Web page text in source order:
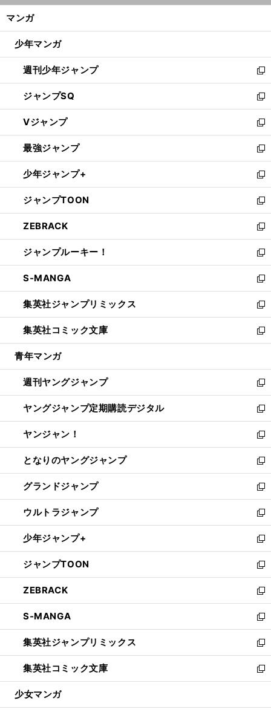
ン
ウ
開
く
マンガ
少年マンガ
週刊少年ジャンプ
新
し
い
ウ
ィ
ン
ド
ウ
で
開
く
ジャンプSQ
新
し
い
ウ
ィ
ン
ド
ウ
で
開
く
Vジャンプ
新
し
い
ウ
ィ
ン
ド
ウ
で
開
く
最強ジャンプ
新
し
い
ウ
ィ
ン
ド
ウ
で
開
く
少年ジャンプ+
新
し
い
ウ
ィ
ン
ド
ウ
で
開
く
ジャンプTOON
新
し
い
ウ
ィ
ン
ド
ウ
で
開
く
ZEBRACK
新
し
い
ウ
ィ
ン
ド
ウ
で
開
ジャンプルーキー！
新
し
い
ウ
ィ
ン
ド
ウ
開
く
S-MANGA
新
し
い
ウ
ィ
ン
ウ
で
開
く
集英社ジャンプリミックス
新
し
い
ウ
ン
ド
ウ
で
開
く
集英社コミック文庫
新
し
ウ
ィ
ン
ド
ウ
で
開
く
青年マンガ
週刊ヤングジャンプ
新
し
い
ウ
ィ
ン
ド
ウ
で
開
く
ヤングジャンプ定期購読デジタル
新
し
い
ウ
ィ
ン
ド
ウ
で
開
く
ヤンジャン！
新
し
い
ウ
ィ
ン
ド
ウ
で
開
く
となりのヤングジャンプ
新
し
い
ウ
ィ
ン
ド
ウ
で
開
く
グランドジャンプ
新
し
い
ウ
ィ
ン
ド
ウ
で
開
く
ウルトラジャンプ
新
し
い
ウ
ィ
ン
ド
ウ
で
開
く
少年ジャンプ+
新
し
い
ウ
ィ
ン
ド
ウ
で
開
く
ジャンプTOON
新
し
い
ウ
ィ
ン
ド
ウ
で
開
ZEBRACK
新
し
い
ウ
ィ
ン
ド
ウ
開
S-MANGA
新
し
い
ウ
ィ
ン
ウ
集英社ジャンプリミックス
新
し
い
ウ
ン
集英社コミック文庫
新
し
ウ
少女マンガ